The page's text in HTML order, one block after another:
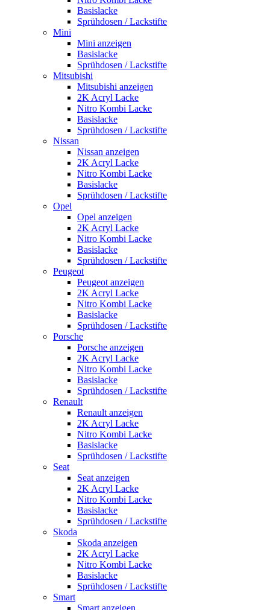
Basislacke
Sprühdosen / Lackstifte
Mini
Mini anzeigen
Basislacke
Sprühdosen / Lackstifte
Mitsubishi
Mitsubishi anzeigen
2K Acryl Lacke
Nitro Kombi Lacke
Basislacke
Sprühdosen / Lackstifte
Nissan
Nissan anzeigen
2K Acryl Lacke
Nitro Kombi Lacke
Basislacke
Sprühdosen / Lackstifte
Opel
Opel anzeigen
2K Acryl Lacke
Nitro Kombi Lacke
Basislacke
Sprühdosen / Lackstifte
Peugeot
Peugeot anzeigen
2K Acryl Lacke
Nitro Kombi Lacke
Basislacke
Sprühdosen / Lackstifte
Porsche
Porsche anzeigen
2K Acryl Lacke
Nitro Kombi Lacke
Basislacke
Sprühdosen / Lackstifte
Renault
Renault anzeigen
2K Acryl Lacke
Nitro Kombi Lacke
Basislacke
Sprühdosen / Lackstifte
Seat
Seat anzeigen
2K Acryl Lacke
Nitro Kombi Lacke
Basislacke
Sprühdosen / Lackstifte
Skoda
Skoda anzeigen
2K Acryl Lacke
Nitro Kombi Lacke
Basislacke
Sprühdosen / Lackstifte
Smart
Smart anzeigen